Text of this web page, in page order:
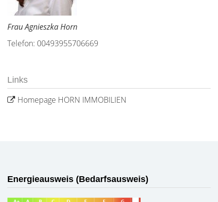
Frau Agnieszka Horn
Telefon: 00493955706669
Links
Homepage HORN IMMOBILIEN
Energieausweis (Bedarfsausweis)